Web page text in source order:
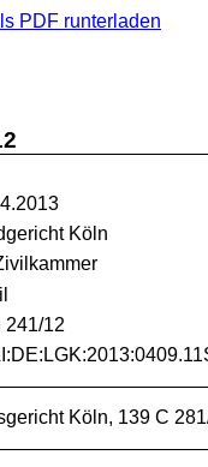
PDF runterladen
Köln
241/12
Köln, 139 C